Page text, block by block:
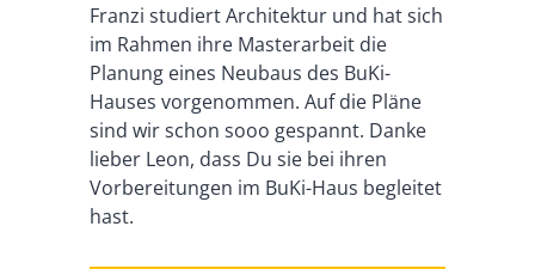
Franzi studiert Architektur und hat sich
im Rahmen ihre Masterarbeit die
Planung eines Neubaus des BuKi-
Hauses vorgenommen. Auf die Pläne
sind wir schon sooo gespannt. Danke
lieber Leon, dass Du sie bei ihren
Vorbereitungen im BuKi-Haus begleitet
hast.